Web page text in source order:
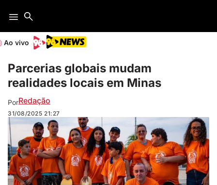
Ao vivo
Parcerias globais mudam
realidades locais em Minas
PorRedação
31/08/2025 21:27